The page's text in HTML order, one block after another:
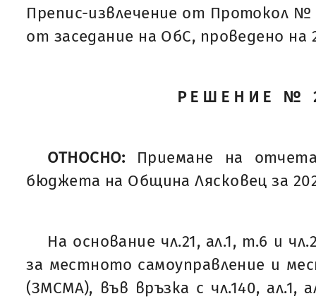
Препис-извлечение от Протокол №
от заседание на ОбС, проведено на
РЕШЕНИЕ №
ОТНОСНО: Приемане на
бюджета на Община Лясковец за
На основание чл.21, ал.1, т.6 и
за местното самоуправление и
(ЗМСМА), във връзка с чл.140, ал.1,